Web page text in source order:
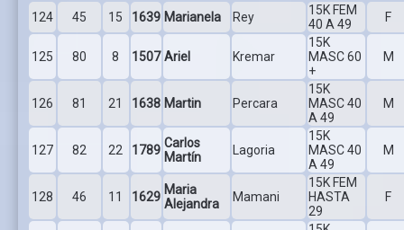
124 45 15 1639 Marianela Rey
15K FEM
40 A 49
F
125 80 8 1507 Ariel Kremar
15K
MASC 60
+
M
126 81 21 1638 Martin Percara
15K
MASC 40
A 49
M
127 82 22 1789 Carlos
Martín
Lagoria
15K
MASC 40
A 49
M
128 46 11 1629 Maria
Alejandra
Mamani
15K FEM
HASTA
29
F